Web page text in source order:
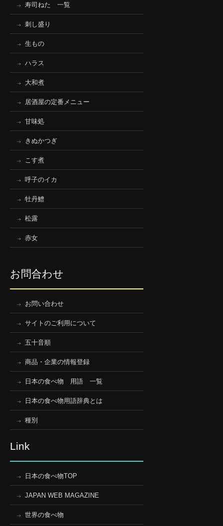
寿司ねた 一覧
刺し盛り
生もの
ハラス
大和煮
居酒屋の定番メニュー
甘味処
きぬかつぎ
こす煮
呼子のイカ
牡丹鱧
松露
赤女
お問合わせ
お問い合わせ
サイトのご利用について
五十音順
商品・企業の情報登録
日本の食べ物 用語 一覧
日本の食べ物用語辞典とは
種別
Link
日本の食べ物TOP
JAPAN WEB MAGAZINE
世界の食べ物